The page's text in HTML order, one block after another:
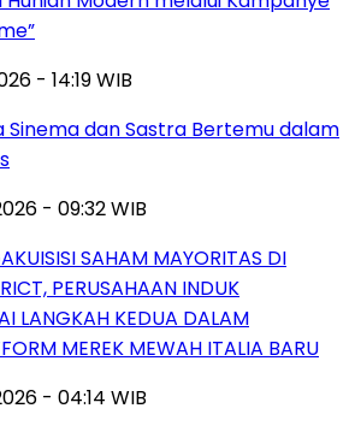
- 14:19 WIB
Sinema dan Sastra Bertemu dalam
- 09:32 WIB
SAHAM MAYORITAS DI
PERUSAHAAN INDUK
LANGKAH KEDUA DALAM
MEREK MEWAH ITALIA BARU
- 04:14 WIB